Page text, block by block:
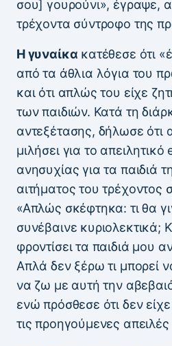
σου] γουρούνι», έγραψε,
τρέχοντα σύντροφο της
Η γυναίκα κατέθεσε ότι
από τα άθλια λόγια του
και ότι απλώς του είχε
των παιδιών. Κατά τη
αντεξέτασης, δήλωσε ότι
μιλήσει για το
ανησυχίας για τα παιδιά
αιτήματος του τρέχοντος
«Απλώς σκέφτηκα: τι θα
συνέβαινε κυριολεκτικά;
φροντίσει τα παιδιά μου
Απλά δεν ξέρω τι μπορεί
να ζω με αυτή την
ενώ πρόσθεσε ότι δεν
τις προηγούμενες απειλές